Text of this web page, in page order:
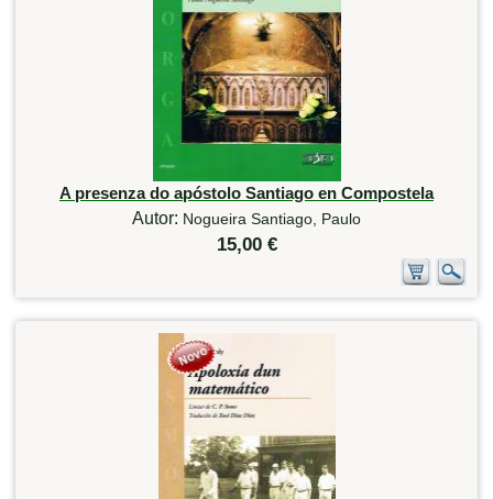
A presenza do apóstolo Santiago en Compostela
Autor: Nogueira Santiago, Paulo
15,00 €